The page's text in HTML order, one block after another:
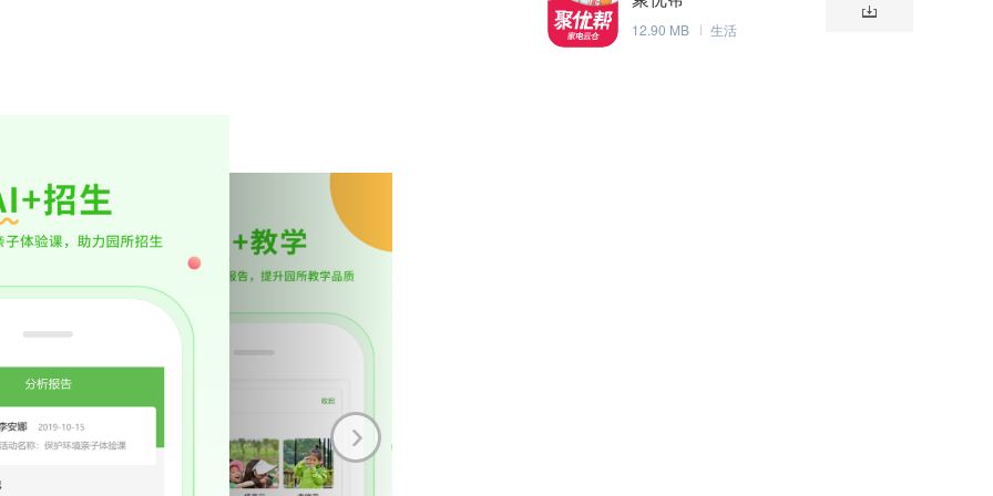
12.90 MB 生活